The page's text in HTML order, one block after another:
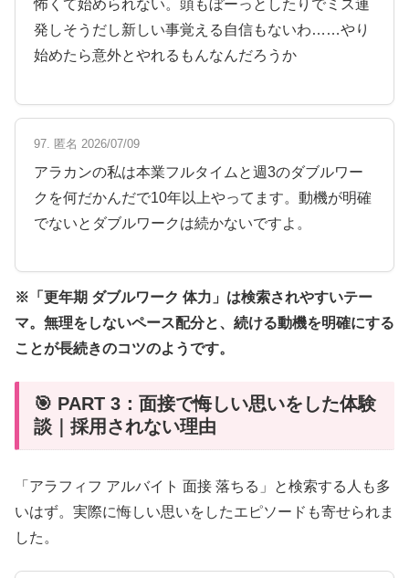
怖くて始められない。頭もぼーっとしたりでミス連
発しそうだし新しい事覚える自信もないわ……やり
始めたら意外とやれるもんなんだろうか
97. 匿名 2026/07/09
アラカンの私は本業フルタイムと週3のダブルワー
クを何だかんだで10年以上やってます。動機が明確
でないとダブルワークは続かないですよ。
※「更年期 ダブルワーク 体力」は検索されやすいテー
マ。無理をしないペース配分と、続ける動機を明確にする
ことが長続きのコツのようです。
🎯 PART 3：面接で悔しい思いをした体験
談｜採用されない理由
「アラフィフ アルバイト 面接 落ちる」と検索する人も多
いはず。実際に悔しい思いをしたエピソードも寄せられま
した。